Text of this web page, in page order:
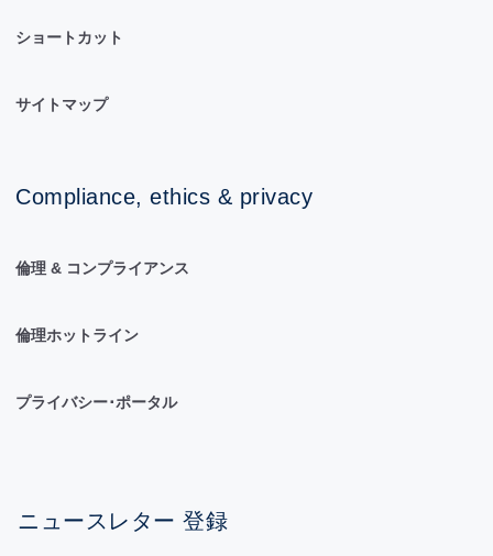
ショートカット
サイトマップ
Compliance, ethics & privacy
倫理 & コンプライアンス
倫理ホットライン
プライバシー･ポータル
ニュースレター 登録